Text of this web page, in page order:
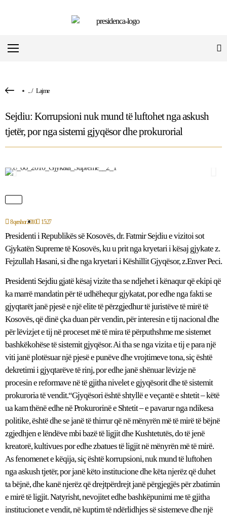
.../ Lajme
Sejdiu: Korrupsioni nuk mund të luftohet nga askush
tjetër, por nga sistemi gjyqësor dhe prokurorial
8 qershor 2010 15:27
Presidenti i Republikës së Kosovës, dr. Fatmir Sejdiu e vizitoi sot
Gjykatën Supreme të Kosovës, ku u prit nga kryetari i kësaj gjykate z.
Fejzullah Hasani, si dhe nga kryetari i Këshillit Gjyqësor, z.Enver Peci.
Presidenti Sejdiu gjatë kësaj vizite tha se ndjehet i kënaqur që ekipi që
ka marrë mandatin për të udhëhequr gjykatat, por edhe nga fakti se
gjyqtarët janë pjesë e një elite të përzgjedhur të juristëve të mirë të
Kosovës, që dinë çka duan për vendin, për interesin e tij nacional dhe
për lëvizjet e tij në proceset më të mira të përputhshme me sistemet
bashkëkohëse të sistemit gjyqësor. Ai tha se nga vizita e tij e para një
viti janë plotësuar një pjesë e punëve dhe vrojtimeve tona, siç është
dekretimi i gjyqtarëve të rinj, por edhe janë shënuar lëvizje në
procesin e reformave në të gjitha nivelet e gjyqësorit dhe të sistemit
prokuroria të vendit.“Gjyqësori është shtyllë e veçantë e shtetit – këtë
ua kam thënë edhe në Prokurorinë e Shtetit – e pavarur nga ndikesa
politike, është dhe se janë të thirrur që në mënyrën më të mirë të bëjnë
zgjedhjen e lëndëve mbi bazë të ligjit dhe Kushtetutës, do të jenë
kreatorë, kultivues por edhe zbatues të ligjit në mënyrën më të mirë.
As fenomenet e këqija, siç është korrupsioni, nuk mund të luftohen
nga askush tjetër, por janë këto institucione dhe këta njerëz që duhet
ta bëjnë, dhe kanë njerëz që drejtpërdrejt janë përgjegjës për zbatimin
e mirë të ligjit. Natyrisht, nevojitet edhe bashkëpunimi me të gjitha
institucionet e vendit, në kuptim të ndërlidhjes së sistemeve dhe një